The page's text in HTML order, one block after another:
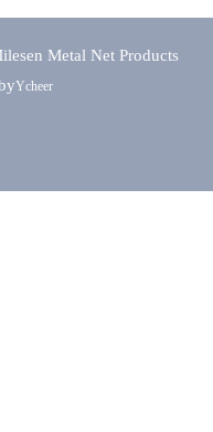
Metal Net Products
Ycheer